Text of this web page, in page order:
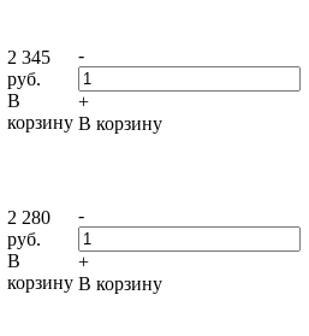
2 345
руб.
В
корзину
-
+
В корзину
2 280
руб.
В
корзину
-
+
В корзину